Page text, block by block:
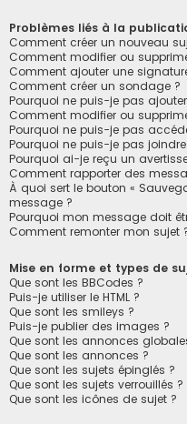
Problèmes liés à la
Comment créer un nouveau
Comment modifier ou
Comment ajouter une
Comment créer un sondage ?
Pourquoi ne puis-je pas
Comment modifier ou
Pourquoi ne puis-je pas
Pourquoi ne puis-je pas
Pourquoi ai-je reçu un
Comment rapporter des
À quoi sert le bouton «
message ?
Pourquoi mon message doit
Comment remonter mon sujet
Mise en forme et types de
Que sont les BBCodes ?
Puis-je utiliser le HTML ?
Que sont les smileys ?
Puis-je publier des images ?
Que sont les annonces
Que sont les annonces ?
Que sont les sujets épinglés ?
Que sont les sujets verrouillés ?
Que sont les icônes de sujet ?